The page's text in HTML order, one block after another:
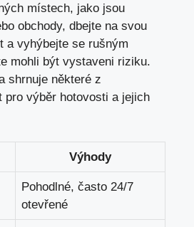
místech, jako jsou
obchody, dbejte na svou
a vyhýbejte se rušným ​
mohli ⁢být ⁢vystaveni ‍riziku.
shrnuje ⁤některé z
pro⁣ výběr hotovosti a jejich
Výhody
Pohodlné,⁤ často 24/7
otevřené